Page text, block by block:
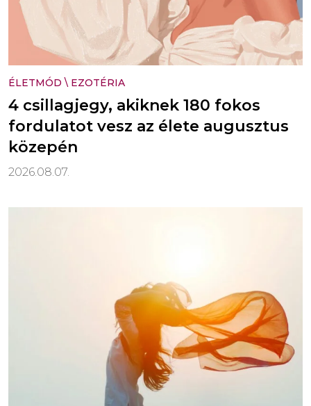
ÉLETMÓD \ EZOTÉRIA
4 csillagjegy, akiknek 180 fokos
fordulatot vesz az élete augusztus
közepén
2026.08.07.